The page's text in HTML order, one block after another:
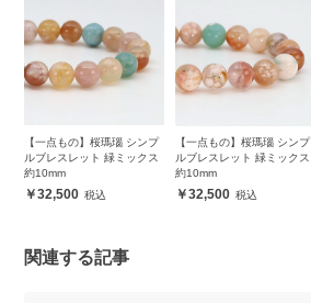
【一点もの】桜瑪瑙 シンプ
ルブレスレット 緑ミックス
約10mm
32,500
【一点もの】桜瑪瑙 シンプ
ルブレスレット 緑ミックス
約10mm
32,500
関連する記事